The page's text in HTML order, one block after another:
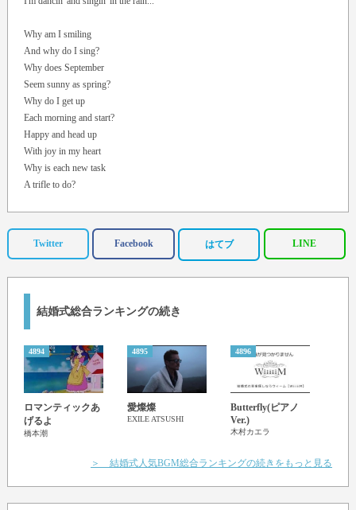
Why am I smiling
And why do I sing?
Why does September
Seem sunny as spring?
Why do I get up
Each morning and start?
Happy and head up
With joy in my heart
Why is each new task
A trifle to do?
Twitter Facebook はてブ LINE
結婚式総合ランキングの続き
4894
ロマンティックあ
げるよ
橋本潮
4895
愛燦燦
EXILE ATSUSHI
4896
Butterfly(ピアノ
Ver.)
木村カエラ
＞ 結婚式人気BGM総合ランキングの続きをもっと見る